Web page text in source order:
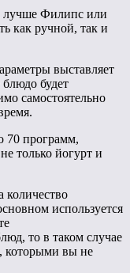
лучше Филипс или
как ручной, так и
выставляет
блюдо будет
самостоятельно
70 программ,
только йогурт и
количество
используется
то в таком случае
которыми вы не